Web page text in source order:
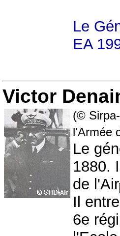
Le
EA
Victor
(©
l'Armée
Le
1880.
de l'Air
Il
6e